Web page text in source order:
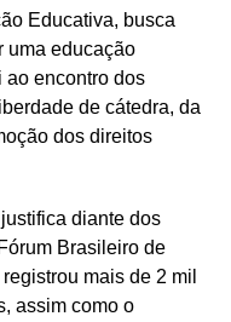
Educativa, busca
uma educação
ao encontro dos
de cátedra, da
dos direitos
diante dos
Brasileiro de
mais de 2 mil
assim como o